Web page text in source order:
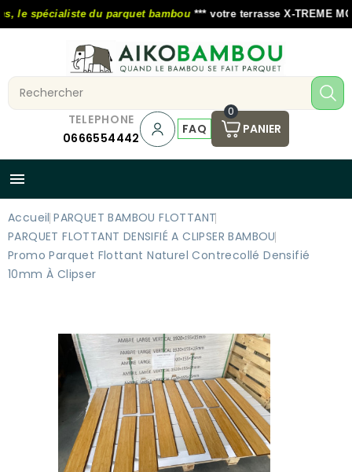
le spécialiste du parquet bambou*** votre terrasse X-TREME
TELEPHONE
0666554442
FAQ
0
PANIER

Accueil PARQUET BAMBOU FLOTTANT
PARQUET FLOTTANT DENSIFIÉ A CLIPSER BAMBOU
Promo Parquet Flottant Naturel Contrecollé Densifié
10mm À Clipser